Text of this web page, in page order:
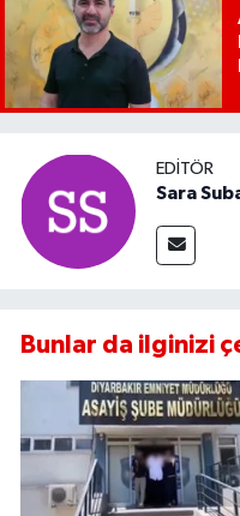
EDITÖR
Sara
Bunlar da ilginizi